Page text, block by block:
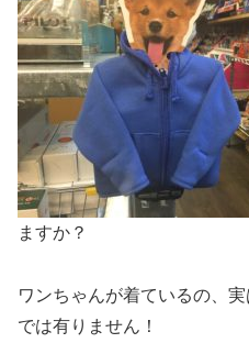
ますか？
ワンちゃんが着ているの、
では有りません！